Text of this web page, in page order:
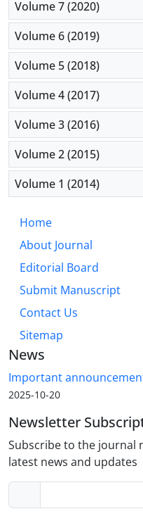
Volume 7 (2020)
Volume 6 (2019)
Volume 5 (2018)
Volume 4 (2017)
Volume 3 (2016)
Volume 2 (2015)
Volume 1 (2014)
Home
About Journal
Editorial Board
Submit Manuscript
Contact Us
Sitemap
News
Important
2025-10-20
Newsletter
Subscribe to the journal
latest news and updates